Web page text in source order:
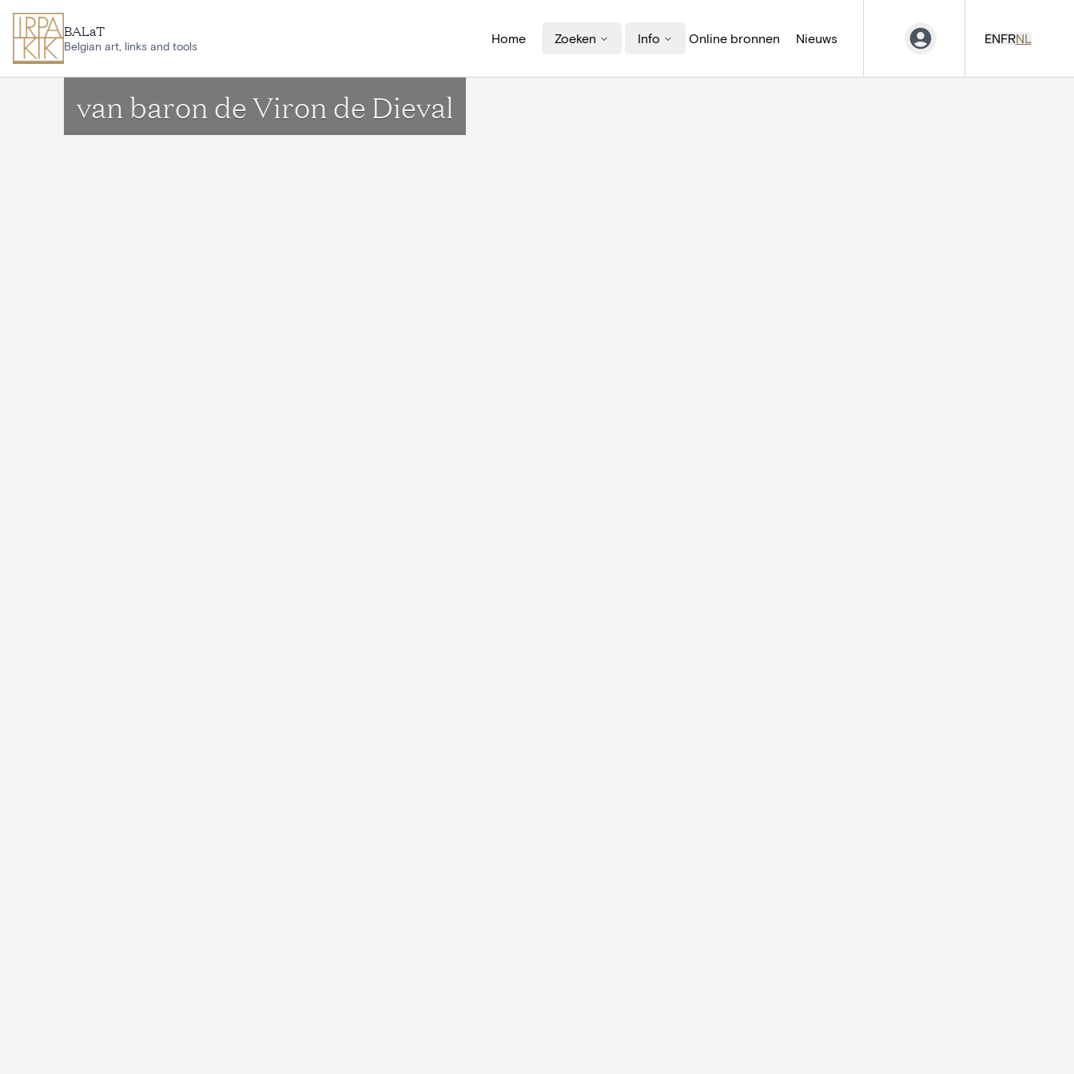
BALaT
Belgian art, links and tools
Home Zoeken Info Online bronnen Nieuws ENFRNL
van baron de Viron de Dieval